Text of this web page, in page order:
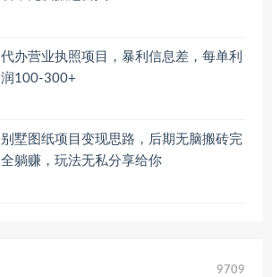
代办营业执照项目，暴利信息差，每单利
润100-300+
别墅图纸项目变现思路，后期无脑搬砖完
全躺赚，玩法无私分享给你
9709